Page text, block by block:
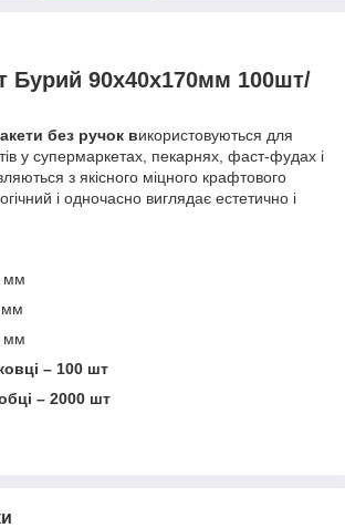
Бурий 90х40х170мм 100шт/
без ручок використовуються для
у супермаркетах, пекарнях, фаст-фудах і
з якісного міцного крафтового
і одночасно виглядає естетично і
мм
мм
мм
– 100 шт
– 2000 шт